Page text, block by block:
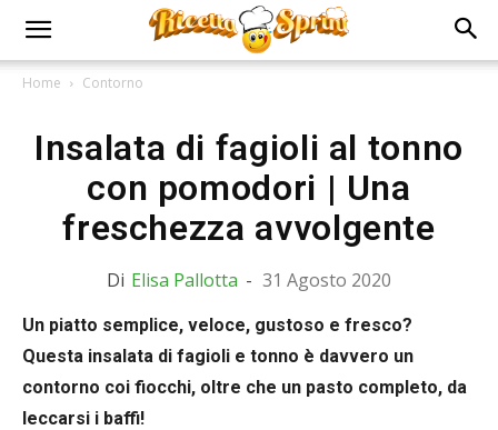
Home Contorno
Insalata di fagioli al tonno
con pomodori | Una
freschezza avvolgente
Di Elisa Pallotta - 31 Agosto 2020
Un piatto semplice, veloce, gustoso e fresco?
Questa insalata di fagioli e tonno è davvero un
contorno coi fiocchi, oltre che un pasto completo, da
leccarsi i baffi!